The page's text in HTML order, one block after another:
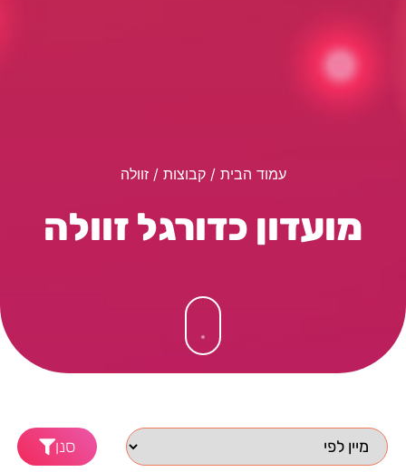
עמוד הבית / קבוצות / זוולה
מועדון כדורגל זוולה
סנן